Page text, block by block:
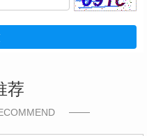
荐